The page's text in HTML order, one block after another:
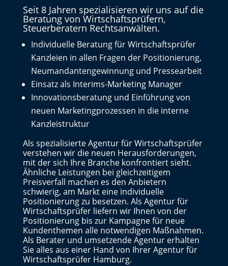
Seit 8 Jahren spezialisieren wir uns auf die
Beratung von Wirtschaftsprüfern,
Steuerberatern Rechtsanwälten.
Individuelle Beratung für Wirtschaftsprüfer
Kanzleien in allen Fragen der Positionierung,
Neumandantengewinnung und Pressearbeit
Einsatz als Interims-Marketing Manager
Innovationsberatung und Einführung von
neuen Marketingprozessen in die interne
Kanzleistruktur
Als spezialisierte Agentur für Wirtschaftsprüfer
verstehen wir die neuen Herausforderungen,
mit der sich Ihre Branche konfrontiert sieht.
Ähnliche Leistungen bei gleichzeitigem
Preisverfall machen es den Anbietern
schwierig, am Markt eine individuelle
Positionierung zu besetzen. Als Agentur für
Wirtschaftsprüfer liefern wir Ihnen von der
Positionierung bis zur Kampagne für neue
Kundenthemen alle notwendigen Maßnahmen.
Als Berater und umsetzende Agentur erhalten
Sie alles aus einer Hand von Ihrer Agentur für
Wirtschaftsprüfer Hamburg.